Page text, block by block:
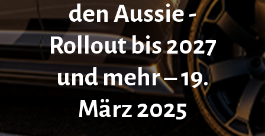
den Aussie -
Rollout bis 2027
und mehr – 19.
März 2025